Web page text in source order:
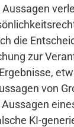
die
zur
von
KI-